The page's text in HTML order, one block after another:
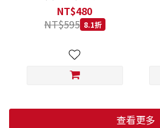
低穀鱈魚甜橙 小顆粒 800G
NT$480
NT$595 8.1折
查看更多